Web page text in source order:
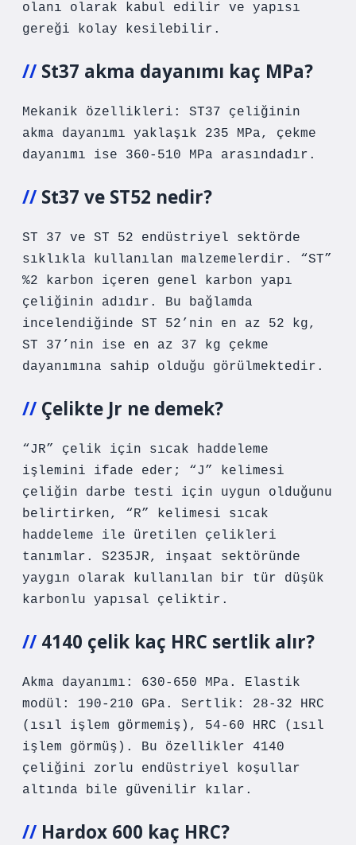
olanı olarak kabul edilir ve yapısı
gereği kolay kesilebilir.
St37 akma dayanımı kaç MPa?
Mekanik özellikleri: ST37 çeliğinin
akma dayanımı yaklaşık 235 MPa, çekme
dayanımı ise 360-510 MPa arasındadır.
St37 ve ST52 nedir?
ST 37 ve ST 52 endüstriyel sektörde
sıklıkla kullanılan malzemelerdir. “ST”
%2 karbon içeren genel karbon yapı
çeliğinin adıdır. Bu bağlamda
incelendiğinde ST 52’nin en az 52 kg,
ST 37’nin ise en az 37 kg çekme
dayanımına sahip olduğu görülmektedir.
Çelikte Jr ne demek?
“JR” çelik için sıcak haddeleme
işlemini ifade eder; “J” kelimesi
çeliğin darbe testi için uygun olduğunu
belirtirken, “R” kelimesi sıcak
haddeleme ile üretilen çelikleri
tanımlar. S235JR, inşaat sektöründe
yaygın olarak kullanılan bir tür düşük
karbonlu yapısal çeliktir.
4140 çelik kaç HRC sertlik alır?
Akma dayanımı: 630-650 MPa. Elastik
modül: 190-210 GPa. Sertlik: 28-32 HRC
(ısıl işlem görmemiş), 54-60 HRC (ısıl
işlem görmüş). Bu özellikler 4140
çeliğini zorlu endüstriyel koşullar
altında bile güvenilir kılar.
Hardox 600 kaç HRC?